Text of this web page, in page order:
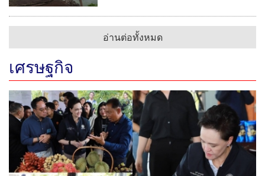
อ่านต่อทั้งหมด
เศรษฐกิจ